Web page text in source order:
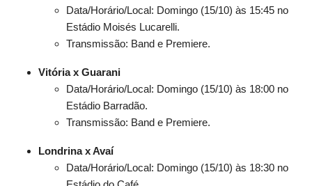
Data/Horário/Local: Domingo (15/10) às 15:45 no
Estádio Moisés Lucarelli.
Transmissão: Band e Premiere.
Vitória x Guarani
Data/Horário/Local: Domingo (15/10) às 18:00 no
Estádio Barradão.
Transmissão: Band e Premiere.
Londrina x Avaí
Data/Horário/Local: Domingo (15/10) às 18:30 no